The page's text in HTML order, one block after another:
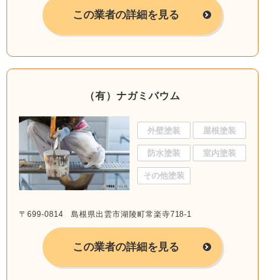
この業者の詳細を見る
（有）ナガミバウム
外壁塗装 屋根塗装
防水塗装 室内塗装
その他塗装
〒699-0814 島根県出雲市湖陵町常楽寺718-1
この業者の詳細を見る